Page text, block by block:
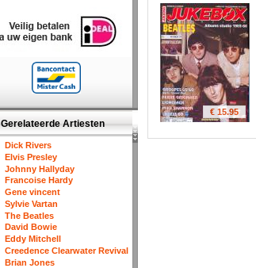
€ 15.95
Gerelateerde Artiesten
Dick Rivers
Elvis Presley
Johnny Hallyday
Francoise Hardy
Gene vincent
Sylvie Vartan
The Beatles
David Bowie
Eddy Mitchell
Creedence Clearwater Revival
Brian Jones